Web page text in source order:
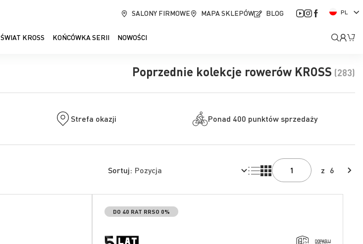
SALONY FIRMOWE MAPA SKLEPÓW BLOG
J
y
PL
ŚWIAT KROSS KOŃCÓWKA SERII NOWOŚCI
Moje
Poprzednie kolekcje rowerów KROSS (283)
Strefa okazji Ponad 400 punktów sprzedaży
Sortuj: Siatka
Lista z 6
DO 40 RAT RRSO 0%